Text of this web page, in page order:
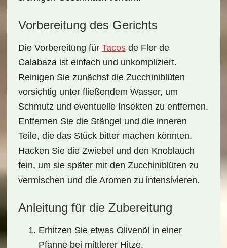
Vorbereitung des Gerichts
Die Vorbereitung für Tacosde Flor de
Calabaza ist einfach und unkompliziert.
Reinigen Sie zunächst die Zucchiniblüten
vorsichtig unter fließendem Wasser, um
Schmutz und eventuelle Insekten zu entfernen.
Entfernen Sie die Stängel und die inneren
Teile, die das Stück bitter machen könnten.
Hacken Sie die Zwiebel und den Knoblauch
fein, um sie später mit den Zucchiniblüten zu
vermischen und die Aromen zu intensivieren.
Anleitung für die Zubereitung
Erhitzen Sie etwas Olivenöl in einer
Pfanne bei mittlerer Hitze.